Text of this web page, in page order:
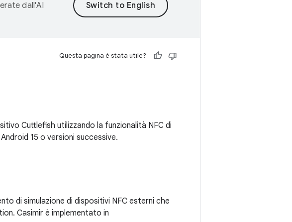
dall'AI
Questa pagina è stata utile?
Cuttlefish utilizzando la funzionalità NFC di
15 o versioni successive.
di simulazione di dispositivi NFC esterni che
Casimir è implementato in